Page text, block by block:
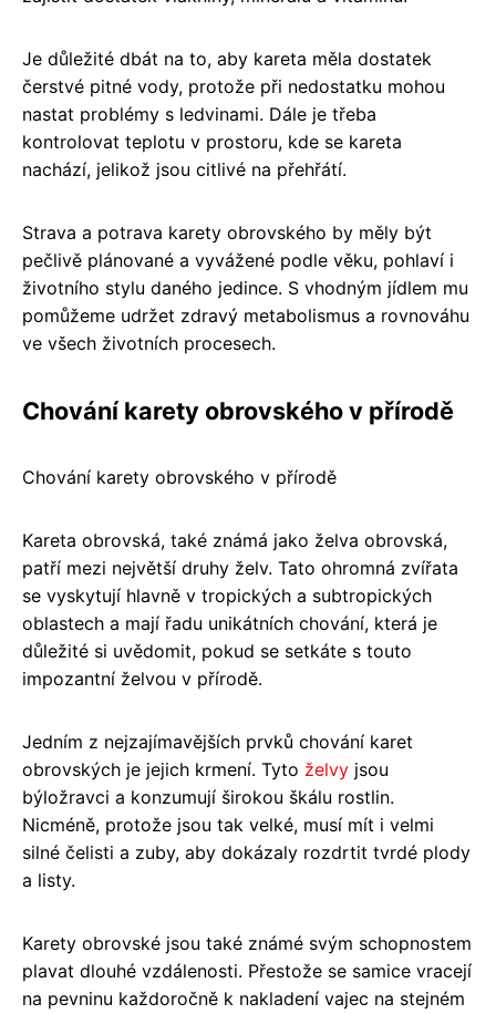
Je důležité dbát na to, aby kareta měla dostatek
čerstvé pitné vody, protože při nedostatku mohou
nastat problémy s ledvinami. Dále je třeba
kontrolovat teplotu v prostoru, kde se kareta
nachází, jelikož jsou citlivé na přehřátí.
Strava a potrava karety obrovského by měly být
pečlivě plánované a vyvážené podle věku, pohlaví i
životního stylu daného jedince. S vhodným jídlem mu
pomůžeme udržet zdravý metabolismus a rovnováhu
ve všech životních procesech.
Chování karety obrovského v přírodě
Chování karety obrovského v přírodě
Kareta obrovská, také známá jako želva obrovská,
patří mezi největší druhy želv. Tato ohromná zvířata
se vyskytují hlavně v tropických a subtropických
oblastech a mají řadu unikátních chování, která je
důležité si uvědomit, pokud se setkáte s touto
impozantní želvou v přírodě.
Jedním z nejzajímavějších prvků chování karet
obrovských je jejich krmení. Tyto želvy jsou
býložravci a konzumují širokou škálu rostlin.
Nicméně, protože jsou tak velké, musí mít i velmi
silné čelisti a zuby, aby dokázaly rozdrtit tvrdé plody
a listy.
Karety obrovské jsou také známé svým schopnostem
plavat dlouhé vzdálenosti. Přestože se samice vracejí
na pevninu každoročně k nakladení vajec na stejném